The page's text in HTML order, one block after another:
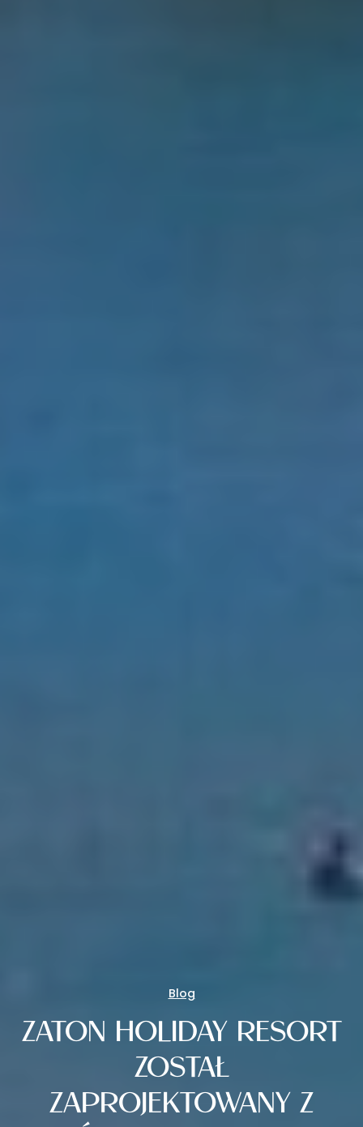
Blog
ZATON HOLIDAY RESORT
ZOSTAŁ
ZAPROJEKTOWANY Z